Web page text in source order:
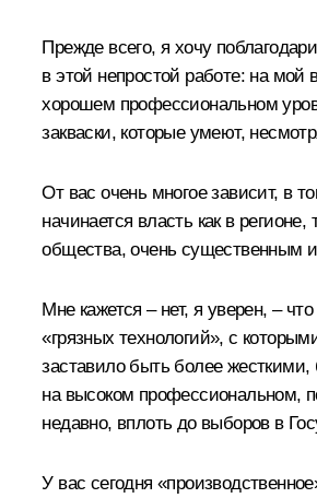
Прежде всего, я хочу
в этой непростой работе: на мой
хорошем профессиональном
закваски, которые умеют,
От вас очень многое зависит, в
начинается власть как в
общества, очень существенным
Мне кажется – нет, я уверен, –
«грязных технологий», с
заставило быть более
на высоком профессиональном,
недавно, вплоть до выборов в
У вас сегодня